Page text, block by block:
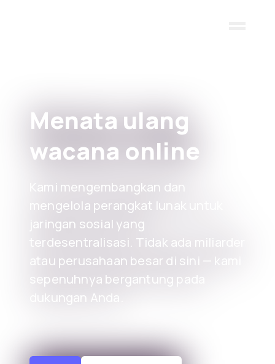
Menata ulang
wacana online
Kami mengembangkan dan
mengelola perangkat lunak untuk
jaringan sosial yang
terdesentralisasi. Tidak ada miliarder
atau perusahaan besar di sini — kami
sepenuhnya bergantung pada
dukungan Anda.